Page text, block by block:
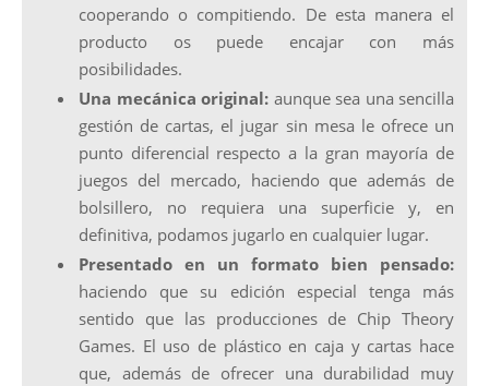
cooperando o compitiendo. De esta manera el
producto os puede encajar con más
posibilidades.
Una mecánica original: aunque sea una sencilla
gestión de cartas, el jugar sin mesa le ofrece un
punto diferencial respecto a la gran mayoría de
juegos del mercado, haciendo que además de
bolsillero, no requiera una superficie y, en
definitiva, podamos jugarlo en cualquier lugar.
Presentado en un formato bien pensado:
haciendo que su edición especial tenga más
sentido que las producciones de Chip Theory
Games. El uso de plástico en caja y cartas hace
que, además de ofrecer una durabilidad muy